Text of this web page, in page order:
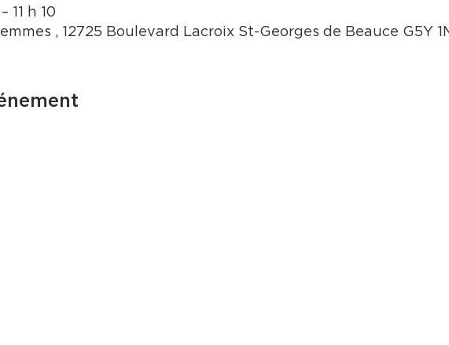
11 h 10
, 12725 Boulevard Lacroix St-Georges de Beauce G5Y